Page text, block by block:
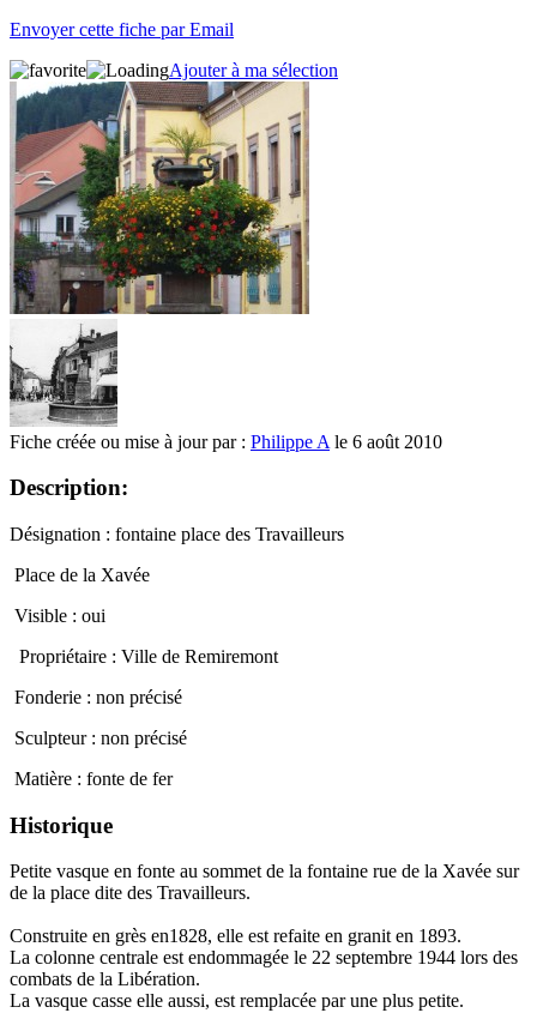
Envoyer cette fiche par Email
Ajouter à ma sélection
Fiche créée ou mise à jour par : Philippe A le 6 août 2010
Description:
Désignation : fontaine place des Travailleurs
Place de la Xavée
Visible : oui
Propriétaire : Ville de Remiremont
Fonderie : non précisé
Sculpteur : non précisé
Matière : fonte de fer
Historique
Petite vasque en fonte au sommet de la fontaine rue de la Xavée sur
de la place dite des Travailleurs.
Construite en grès en1828, elle est refaite en granit en 1893.
La colonne centrale est endommagée le 22 septembre 1944 lors des
combats de la Libération.
La vasque casse elle aussi, est remplacée par une plus petite.